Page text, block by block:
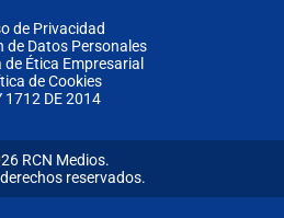
de Privacidad
de Datos Personales
Ética Empresarial
de Cookies
1712 DE 2014
RCN Medios.
reservados.